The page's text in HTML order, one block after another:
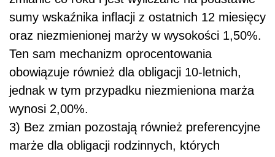
sumy wskaźnika inflacji z ostatnich 12 miesięcy
oraz niezmienionej marży w wysokości 1,50%.
Ten sam mechanizm oprocentowania
obowiązuje również dla obligacji 10-letnich,
jednak w tym przypadku niezmieniona marża
wynosi 2,00%.
3) Bez zmian pozostają również preferencyjne
marże dla obligacji rodzinnych, których